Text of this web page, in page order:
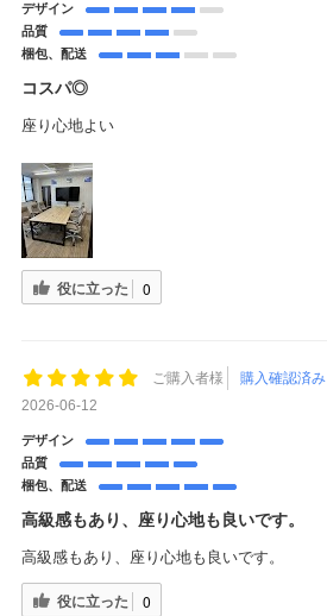
デザイン
品質
梱包、配送
コスパ◎
座り心地よい
役に立った 0
ご購入者様
購入確認済み
2026-06-12
デザイン
品質
梱包、配送
高級感もあり、座り心地も良いです。
高級感もあり、座り心地も良いです。
役に立った 0